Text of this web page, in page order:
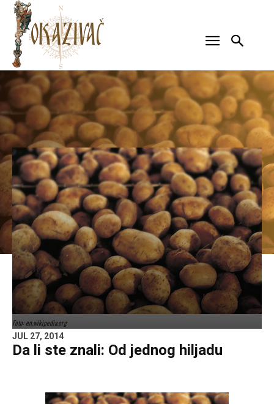
Foto: en.wikipedia.org
JUL 27, 2014
Da li ste znali: Od jednog hiljadu